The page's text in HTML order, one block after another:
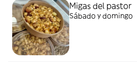
Migas del pastor
Sábado y domingo